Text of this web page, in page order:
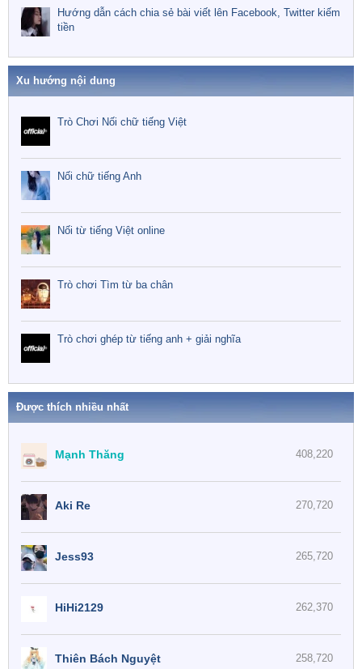
Hướng dẫn cách chia sẻ bài viết lên Facebook, Twitter kiếm
tiền
Xu hướng nội dung
Trò Chơi Nối chữ tiếng Việt
Nối chữ tiếng Anh
Nối từ tiếng Việt online
Trò chơi Tìm từ ba chân
Trò chơi ghép từ tiếng anh + giải nghĩa
Được thích nhiều nhất
408,220
Mạnh Thăng
270,720
Aki Re
265,720
Jess93
262,370
HiHi2129
258,720
Thiên Bách Nguyệt